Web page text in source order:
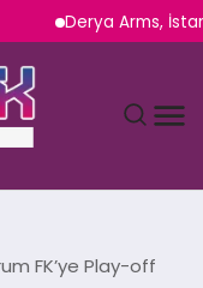
Derya Arms,
FK’ye Play-off